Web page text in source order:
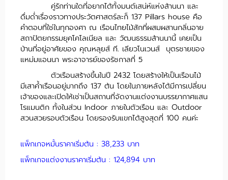
คู่รักท่านใดที่อยากได้ทั้งมนต์เสน่ห์แห่งล้านนา และ
ดื่มด่ำเรื่องราวทางประวัตศาสตร์ละก็ 137 Pillars house คือ
คำตอบที่ใช่ในทุกองศา ณ เรือนไทยไม้สักที่ผสมผสานกลิ่นอาย
สถาปัตยกรรมยุคโคโลเนียล และ วัฒนธรรมล้านนานี้ เคยเป็น
บ้านที่อยู่อาศัยของ คุณหลุยส์ ที. เลียวโนเวนส์ บุตรชายของ
แหม่มแอนนา พระอาจารย์ของรัชกาลที่ 5
ตัวเรือนสร้างขึ้นในปี 2432 โดยสร้างให้เป็นเรือนไม้
มีเสาค้ำเรือนอยู่มากถึง 137 ต้น โดยในภายหลังได้มีการเปลี่ยน
เจ้าของและเปิดให้เช่าเป็นสถานที่จัดงานแต่งงานบรรยากาศแสน
โรแมนติก ทั้งในส่วน Indoor ภายในตัวเรือน และ Outdoor
สวนสวยรอบตัวเรือน โดยรองรับแขกได้สูงสุดที่ 100 คนค่ะ
แพ็กเกจหมั้นราคาเริ่มต้น : 38,233 บาท
แพ็กเกจแต่งงานราคาเริ่มต้น : 124,894 บาท